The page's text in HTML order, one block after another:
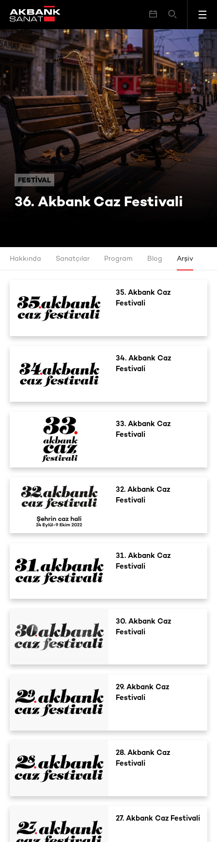
FESTIVAL
36. Akbank Caz Festivali
36. Akbank Caz Festivali
Hakkında Sanatçılar Program Blog Arşiv
35. Akbank Caz
Festivali
34. Akbank Caz
Festivali
33. Akbank Caz
Festivali
32. Akbank Caz
Festivali
31. Akbank Caz
Festivali
30. Akbank Caz
Festivali
29. Akbank Caz
Festivali
28. Akbank Caz
Festivali
27. Akbank Caz Festivali